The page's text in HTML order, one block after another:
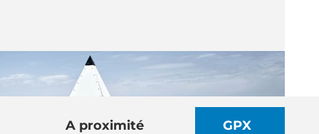
A proximité GPX